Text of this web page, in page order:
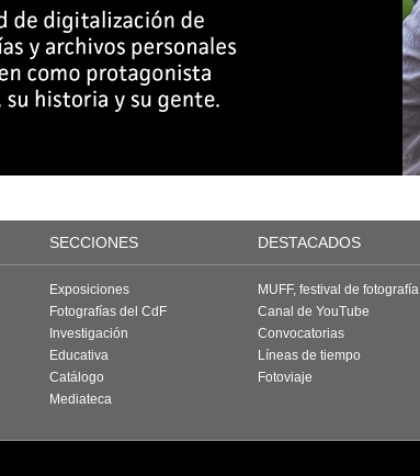
SECCIONES DESTACADOS
Exposiciones
Fotografías del CdF
Investigación
Educativa
Catálogo
Mediateca
MUFF, festival de fotografía
Canal de YouTube
Convocatorias
Líneas de tiempo
Fotoviaje